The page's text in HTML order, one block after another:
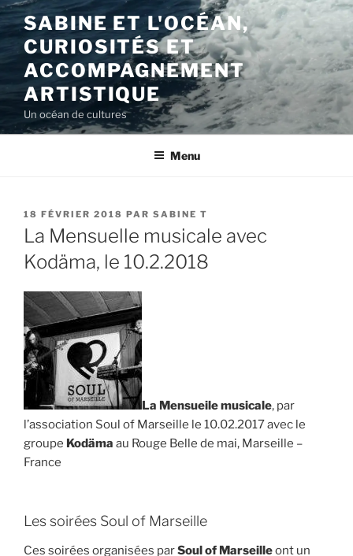
Aller
au
contenu
principal
SABINE ET L'OCÉAN,
CURIOSITÉS ET
ACCOMPAGNEMENT
ARTISTIQUE
Un océan de cultures
Menu
PUBLIÉ
LE
18 FÉVRIER 2018 PAR SABINE T
La Mensuelle musicale avec
Kodäma, le 10.2.2018
La Mensueile musicale, par
l’association Soul of Marseille le 10.02.2017 avec le
groupe Kodäma au Rouge Belle de mai, Marseille –
France
Les soirées Soul of Marseille
Ces soirées organisées parSoul of Marseilleont un